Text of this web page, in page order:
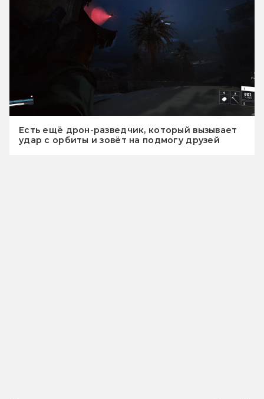
Есть ещё дрон-разведчик, который вызывает
удар с орбиты и зовёт на подмогу друзей